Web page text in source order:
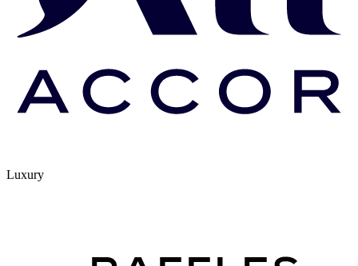
Luxury